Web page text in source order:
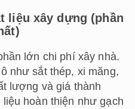
liệu xây dựng (phần
lớn chi phí xây nhà.
như sắt thép, xi măng,
lượng và giá thành
hoàn thiện như gạch